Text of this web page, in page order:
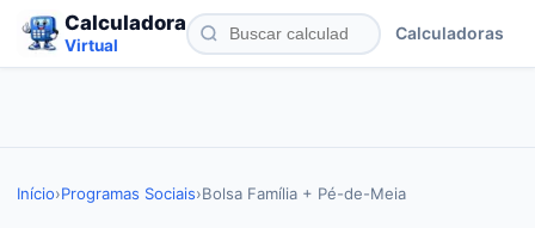
Calculadora
Virtual
Calculadoras
Início›Programas Sociais›Bolsa Família + Pé-de-Meia